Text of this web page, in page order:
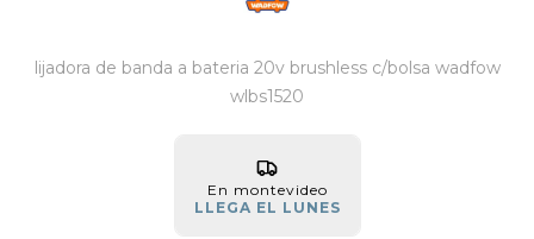
lijadora de banda a bateria 20v brushless c/bolsa wadfow
wlbs1520
En montevideo
LLEGA EL LUNES
Juguetes y artículos para bebé